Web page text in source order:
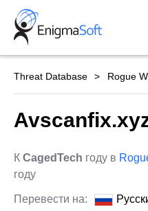
Skip
content
Threat Database Rogue
К CagedTech году в
году
Перевести на: